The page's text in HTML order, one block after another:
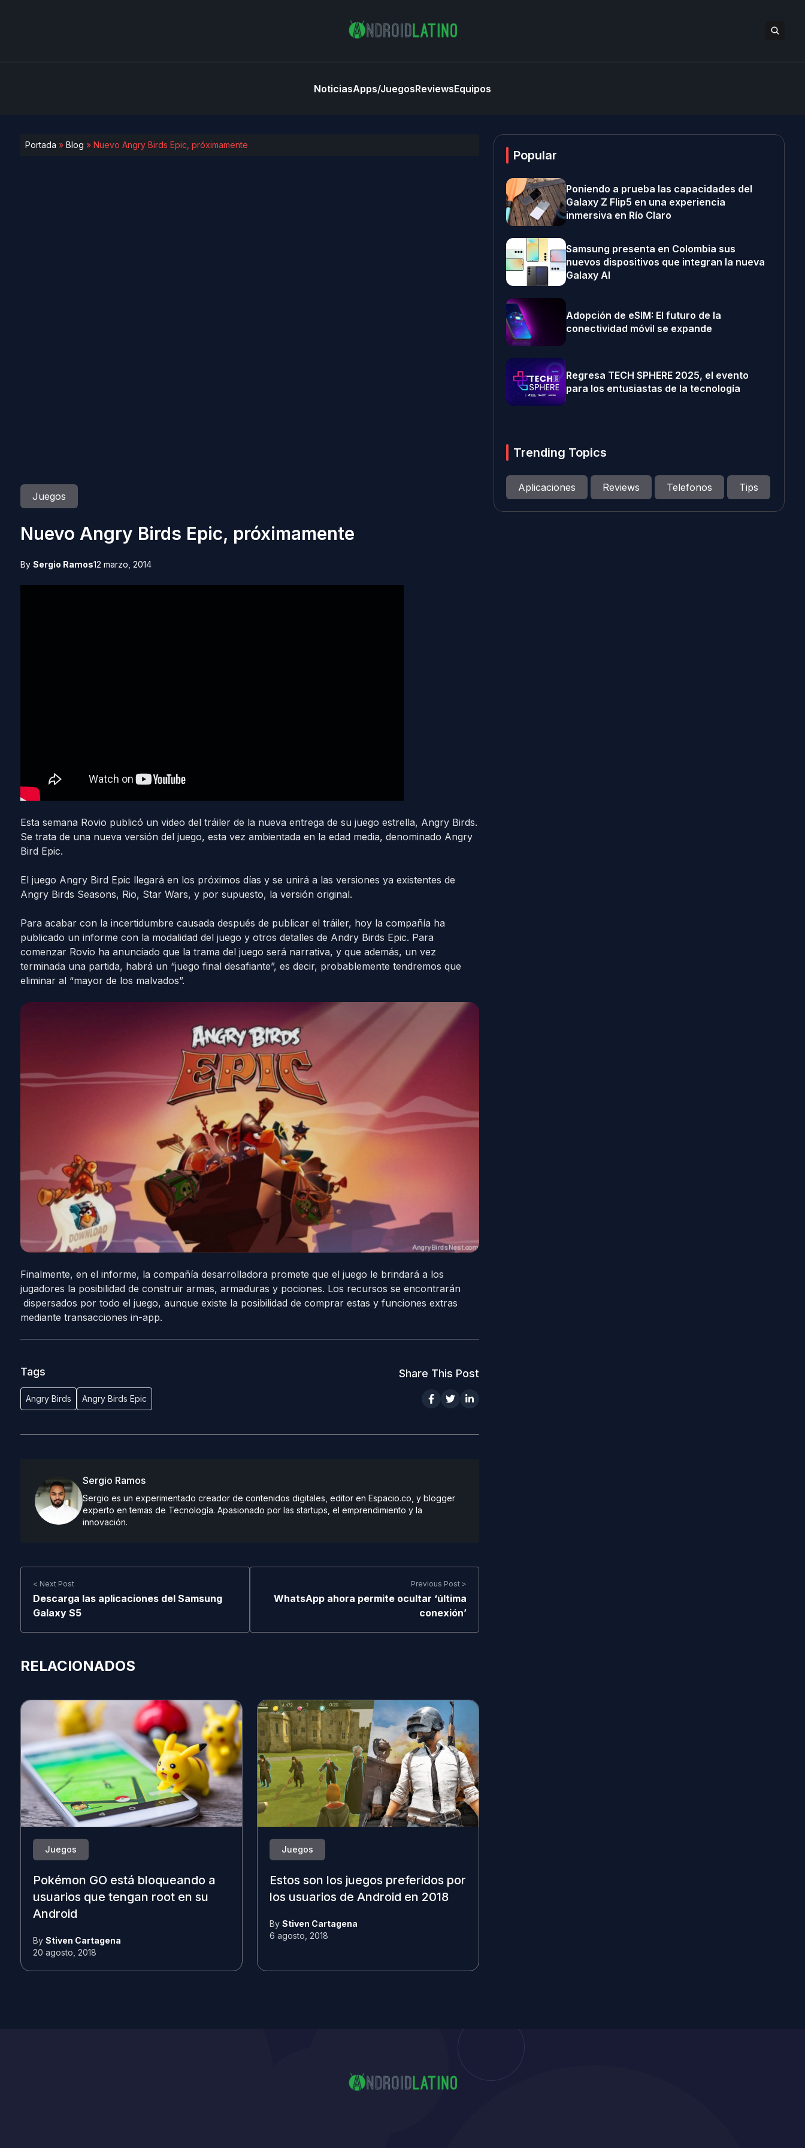
NoticiasApps/JuegosReviewsEquipos
Portada » Blog » Nuevo Angry Birds Epic, próximamente
Juegos
Nuevo Angry Birds Epic, próximamente
By Sergio Ramos12 marzo, 2014
Esta semana Rovio publicó un video del tráiler de la nueva entrega de su juego estrella, Angry Birds.
Se trata de una nueva versión del juego, esta vez ambientada en la edad media, denominado Angry
Bird Epic.
El juego Angry Bird Epic llegará en los próximos días y se unirá a las versiones ya existentes de
Angry Birds Seasons, Rio, Star Wars, y por supuesto, la versión original.
Para acabar con la incertidumbre causada después de publicar el tráiler, hoy la compañía ha
publicado un informe con la modalidad del juego y otros detalles de Andry Birds Epic. Para
comenzar Rovio ha anunciado que la trama del juego será narrativa, y que además, un vez
terminada una partida, habrá un “juego final desafiante”, es decir, probablemente tendremos que
eliminar al “mayor de los malvados”.
Finalmente, en el informe, la compañía desarrolladora promete que el juego le brindará a los
jugadores la posibilidad de construir armas, armaduras y pociones. Los recursos se encontrarán
dispersados por todo el juego, aunque existe la posibilidad de comprar estas y funciones extras
mediante transacciones in-app.
Tags
Angry Birds Angry Birds Epic
Share This Post
Sergio Ramos
Sergio es un experimentado creador de contenidos digitales, editor en Espacio.co, y blogger
experto en temas de Tecnología. Apasionado por las startups, el emprendimiento y la
innovación.
< Next Post
Descarga las aplicaciones del Samsung
Galaxy S5
Previous Post >
WhatsApp ahora permite ocultar ‘última
conexión’
RELACIONADOS
Juegos
Pokémon GO está bloqueando a
usuarios que tengan root en su
Android
By Stiven Cartagena
20 agosto, 2018
Juegos
Estos son los juegos preferidos por
los usuarios de Android en 2018
By Stiven Cartagena
6 agosto, 2018
Popular
Poniendo a prueba las capacidades del
Galaxy Z Flip5 en una experiencia
inmersiva en Río Claro
Samsung presenta en Colombia sus
nuevos dispositivos que integran la nueva
Galaxy AI
Adopción de eSIM: El futuro de la
conectividad móvil se expande
Regresa TECH SPHERE 2025, el evento
para los entusiastas de la tecnología
Trending Topics
Aplicaciones Reviews Telefonos Tips